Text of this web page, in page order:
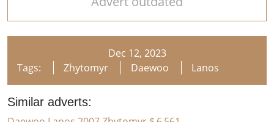
Dec 12, 2023
Tags:
Zhytomyr Daewoo Lanos
Similar adverts: